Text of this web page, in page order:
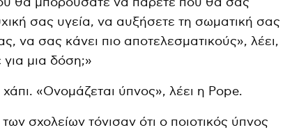
σας υγεία, να αυξήσετε τη σωματική σας
να σας κάνει πιο αποτελεσματικούς», λέει,
μια δόση;»
«Ονομάζεται ύπνος», λέει η Pope.
σχολείων τόνισαν ότι ο ποιοτικός ύπνος